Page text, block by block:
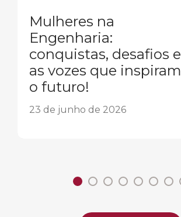
Mulheres na
Engenharia:
conquistas, desafios e
as vozes que inspiram
o futuro!
23 de junho de 2026